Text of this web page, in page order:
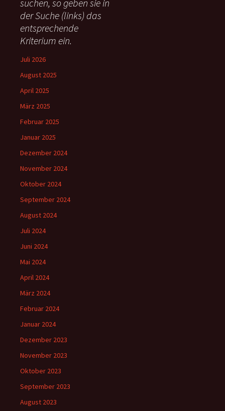
a
c
:
suchen, so geben sie in
der Suche (links) das
entsprechende
Kriterium ein.
Juli 2026
August 2025
April 2025
März 2025
Februar 2025
Januar 2025
Dezember 2024
November 2024
Oktober 2024
September 2024
August 2024
Juli 2024
Juni 2024
Mai 2024
April 2024
März 2024
Februar 2024
Januar 2024
Dezember 2023
November 2023
Oktober 2023
September 2023
August 2023